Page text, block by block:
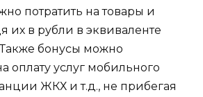
потратить на товары и
их в рубли в эквиваленте
бонусы можно
оплату услуг мобильного
ЖКХ и т.д., не прибегая